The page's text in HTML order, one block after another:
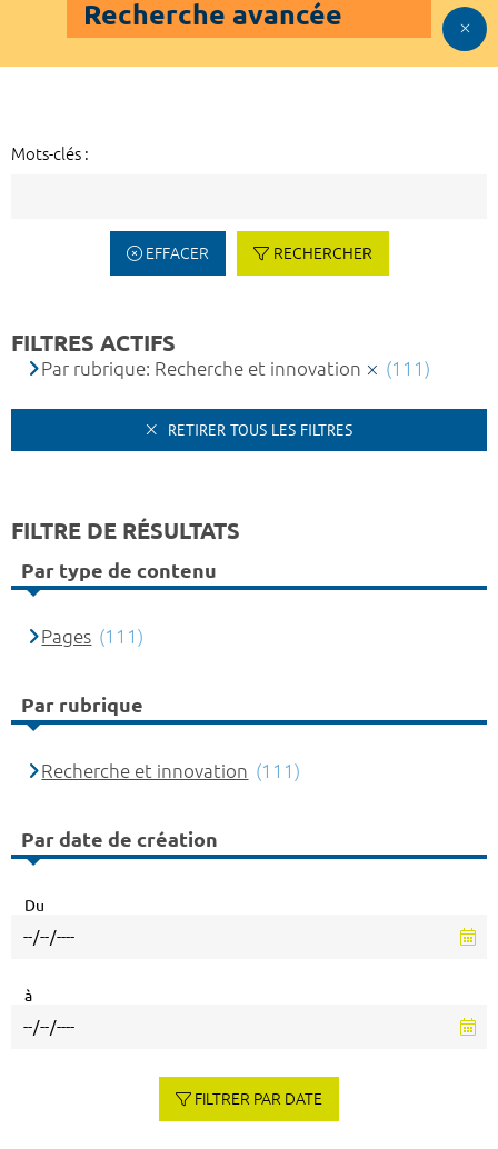
Recherche avancée
Mots-clés :
EFFACER RECHERCHER
FILTRES ACTIFS
Par rubrique: Recherche et innovation (111)
RETIRER TOUS LES FILTRES
FILTRE DE RÉSULTATS
Par type de contenu
Pages (111)
Par rubrique
Recherche et innovation (111)
Par date de création
Du
à
FILTRER PAR DATE